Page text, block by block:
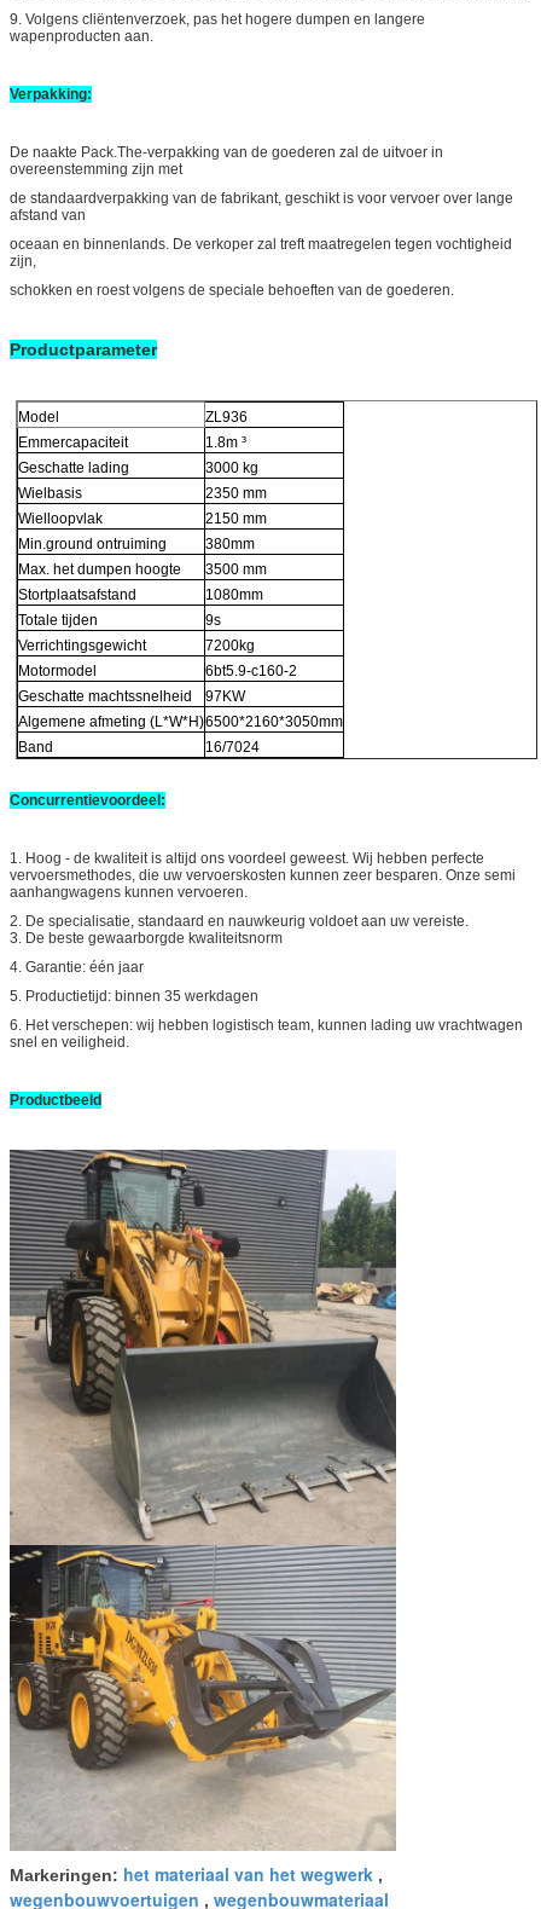
9. Volgens cliëntenverzoek, pas het hogere dumpen en langere
wapenproducten aan.
Verpakking:
De naakte Pack.The-verpakking van de goederen zal de uitvoer in
overeenstemming zijn met
de standaardverpakking van de fabrikant, geschikt is voor vervoer over lange
afstand van
oceaan en binnenlands. De verkoper zal treft maatregelen tegen vochtigheid
zijn,
schokken en roest volgens de speciale behoeften van de goederen.
Productparameter
Model
ZL936
Emmercapaciteit
1.8m ³
Geschatte lading
3000 kg
Wielbasis
2350 mm
Wielloopvlak
2150 mm
Min.ground ontruiming
380mm
Max. het dumpen hoogte
3500 mm
Stortplaatsafstand
1080mm
Totale tijden
9s
Verrichtingsgewicht
7200kg
Motormodel
6bt5.9-c160-2
Geschatte machtssnelheid
97KW
Algemene afmeting (L*W*H)6500*2160*3050mm
Band
16/7024
Concurrentievoordeel:
1. Hoog - de kwaliteit is altijd ons voordeel geweest. Wij hebben perfecte
vervoersmethodes, die uw vervoerskosten kunnen zeer besparen. Onze semi
aanhangwagens kunnen vervoeren.
2. De specialisatie, standaard en nauwkeurig voldoet aan uw vereiste.
3. De beste gewaarborgde kwaliteitsnorm
4. Garantie: één jaar
5. Productietijd: binnen 35 werkdagen
6. Het verschepen: wij hebben logistisch team, kunnen lading uw vrachtwagen
snel en veiligheid.
Productbeeld
Markeringen: het materiaal van het wegwerk ,
wegenbouwvoertuigen , wegenbouwmateriaal